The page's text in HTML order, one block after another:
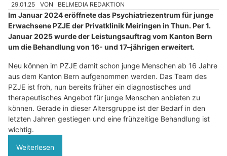
29.01.25 VON BELMEDIA REDAKTION
Im Januar 2024 eröffnete das Psychiatriezentrum für junge
Erwachsene PZJE der Privatklinik Meiringen in Thun. Per 1.
Januar 2025 wurde der Leistungsauftrag vom Kanton Bern
um die Behandlung von 16- und 17–jährigen erweitert.
Neu können im PZJE damit schon junge Menschen ab 16 Jahre
aus dem Kanton Bern aufgenommen werden. Das Team des
PZJE ist froh, nun bereits früher ein diagnostisches und
therapeutisches Angebot für junge Menschen anbieten zu
können. Gerade in dieser Altersgruppe ist der Bedarf in den
letzten Jahren gestiegen und eine frühzeitige Behandlung ist
wichtig.
Weiterlesen